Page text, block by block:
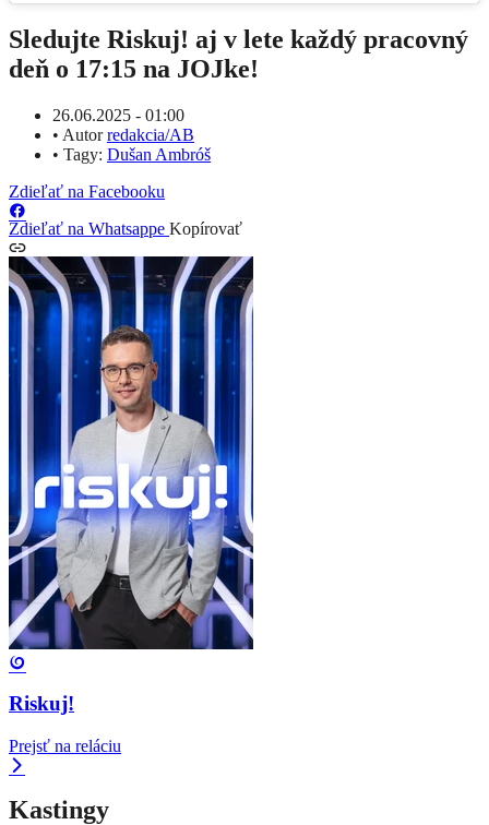
Sledujte Riskuj! aj v lete každý pracovný
deň o 17:15 na JOJke!
26.06.2025 - 01:00
• Autorredakcia/AB
• Tagy: Dušan Ambróš
Zdieľať na Facebooku
Zdieľať na Whatsappe Kopírovať
Riskuj!
Prejsť na reláciu
Kastingy